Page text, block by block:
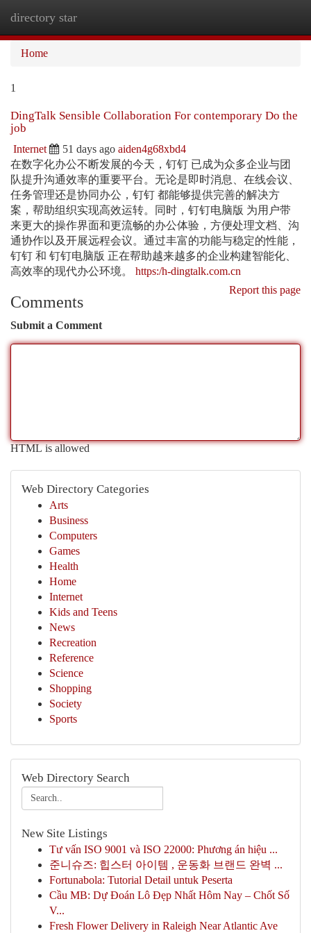
directory star
Home
1
DingTalk Sensible Collaboration For contemporary Do the
job
Internet 51 days ago aiden4g68xbd4
在数字化办公不断发展的今天，钉钉 已成为众多企业与团
队提升沟通效率的重要平台。无论是即时消息、在线会议、
任务管理还是协同办公，钉钉 都能够提供完善的解决方
案，帮助组织实现高效运转。同时，钉钉电脑版 为用户带
来更大的操作界面和更流畅的办公体验，方便处理文档、沟
通协作以及开展远程会议。通过丰富的功能与稳定的性能，
钉钉 和 钉钉电脑版 正在帮助越来越多的企业构建智能化、
高效率的现代办公环境。 https:/h-dingtalk.com.cn
Report this page
Comments
Submit a Comment
HTML is allowed
Web Directory Categories
Arts
Business
Computers
Games
Health
Home
Internet
Kids and Teens
News
Recreation
Reference
Science
Shopping
Society
Sports
Web Directory Search
New Site Listings
Tư vấn ISO 9001 và ISO 22000: Phương án hiệu ...
준니슈즈: 힙스터 아이템 , 운동화 브랜드 완벽 ...
Fortunabola: Tutorial Detail untuk Peserta
Cầu MB: Dự Đoán Lô Đẹp Nhất Hôm Nay – Chốt Số
V...
Fresh Flower Delivery in Raleigh Near Atlantic Ave